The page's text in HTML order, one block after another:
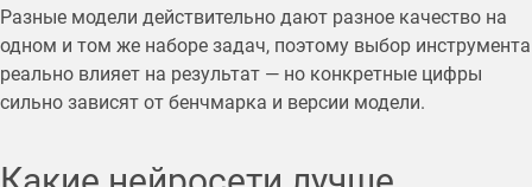
Разные модели действительно дают разное качество на
одном и том же наборе задач, поэтому выбор инструмента
реально влияет на результат — но конкретные цифры
сильно зависят от бенчмарка и версии модели.